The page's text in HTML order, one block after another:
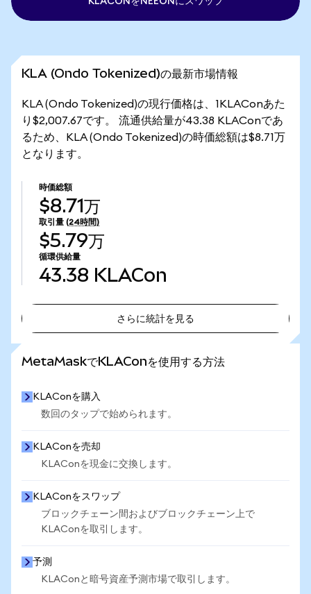
KLA (Ondo Tokenized)の最新市場情報
KLA (Ondo Tokenized)の現行価格は、1KLAConあた
り$2,007.67です。 流通供給量が43.38 KLAConであ
るため、KLA (Ondo Tokenized)の時価総額は$8.71万
となります。
時価総額
$8.71万
取引量 (24時間)
$5.79万
循環供給量
43.38 KLACon
さらに統計を見る
MetaMaskでKLAConを使用する方法
KLAConを購入
数回のタップで始められます。
KLAConを売却
KLAConを現金に交換します。
KLAConをスワップ
ブロックチェーン間およびブロックチェーン上で
KLAConを取引します。
予測
KLAConと暗号資産予測市場で取引します。